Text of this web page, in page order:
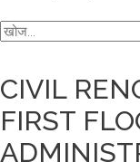
CIVIL
FIRST